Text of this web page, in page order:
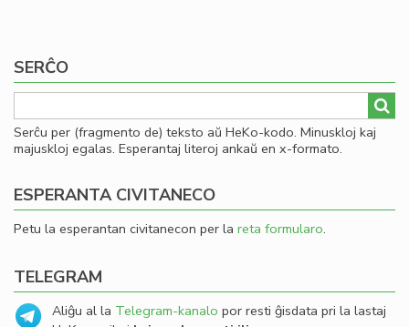
SERĈO
Serĉu per (fragmento de) teksto aŭ HeKo-kodo. Minuskloj kaj
majuskloj egalas. Esperantaj literoj ankaŭ en x-formato.
ESPERANTA CIVITANECO
Petu la esperantan civitanecon per la reta formularo.
TELEGRAM
Aliĝu al la Telegram-kanalo por resti ĝisdata pri la lastaj